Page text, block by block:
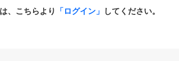
、こちらより 「ログイン」 してください。